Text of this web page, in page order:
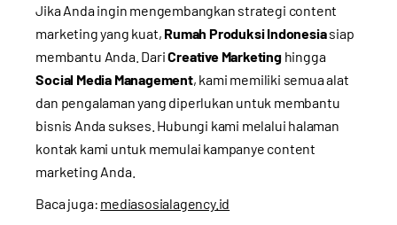
Jika Anda ingin mengembangkan strategi content
marketing yang kuat, Rumah Produksi Indonesiasiap
membantu Anda. DariCreative Marketinghingga
Social Media Management, kami memiliki semua alat
dan pengalaman yang diperlukan untuk membantu
bisnis Anda sukses. Hubungi kami melalui halaman
kontak kami untuk memulai kampanye content
marketing Anda.
Baca juga: mediasosialagency.id